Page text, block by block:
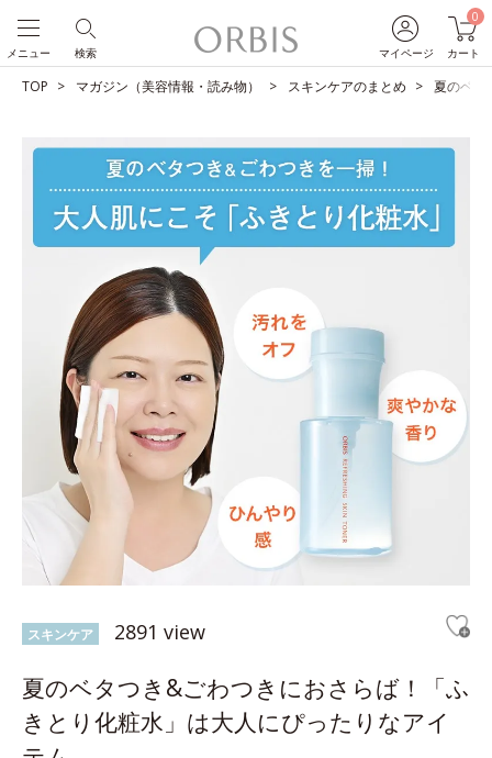
マイページ
0
カート
検索
メニュー
TOP マガジン（美容情報・読み物） スキンケアのまとめ 夏のベタ
スキンケア 2891 view
夏のベタつき&ごわつきにおさらば！「ふ
きとり化粧水」は大人にぴったりなアイ